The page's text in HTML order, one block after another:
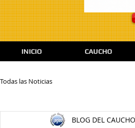
INICIO CAUCHO
Todas las Noticias
BLOG DEL CAUCHO